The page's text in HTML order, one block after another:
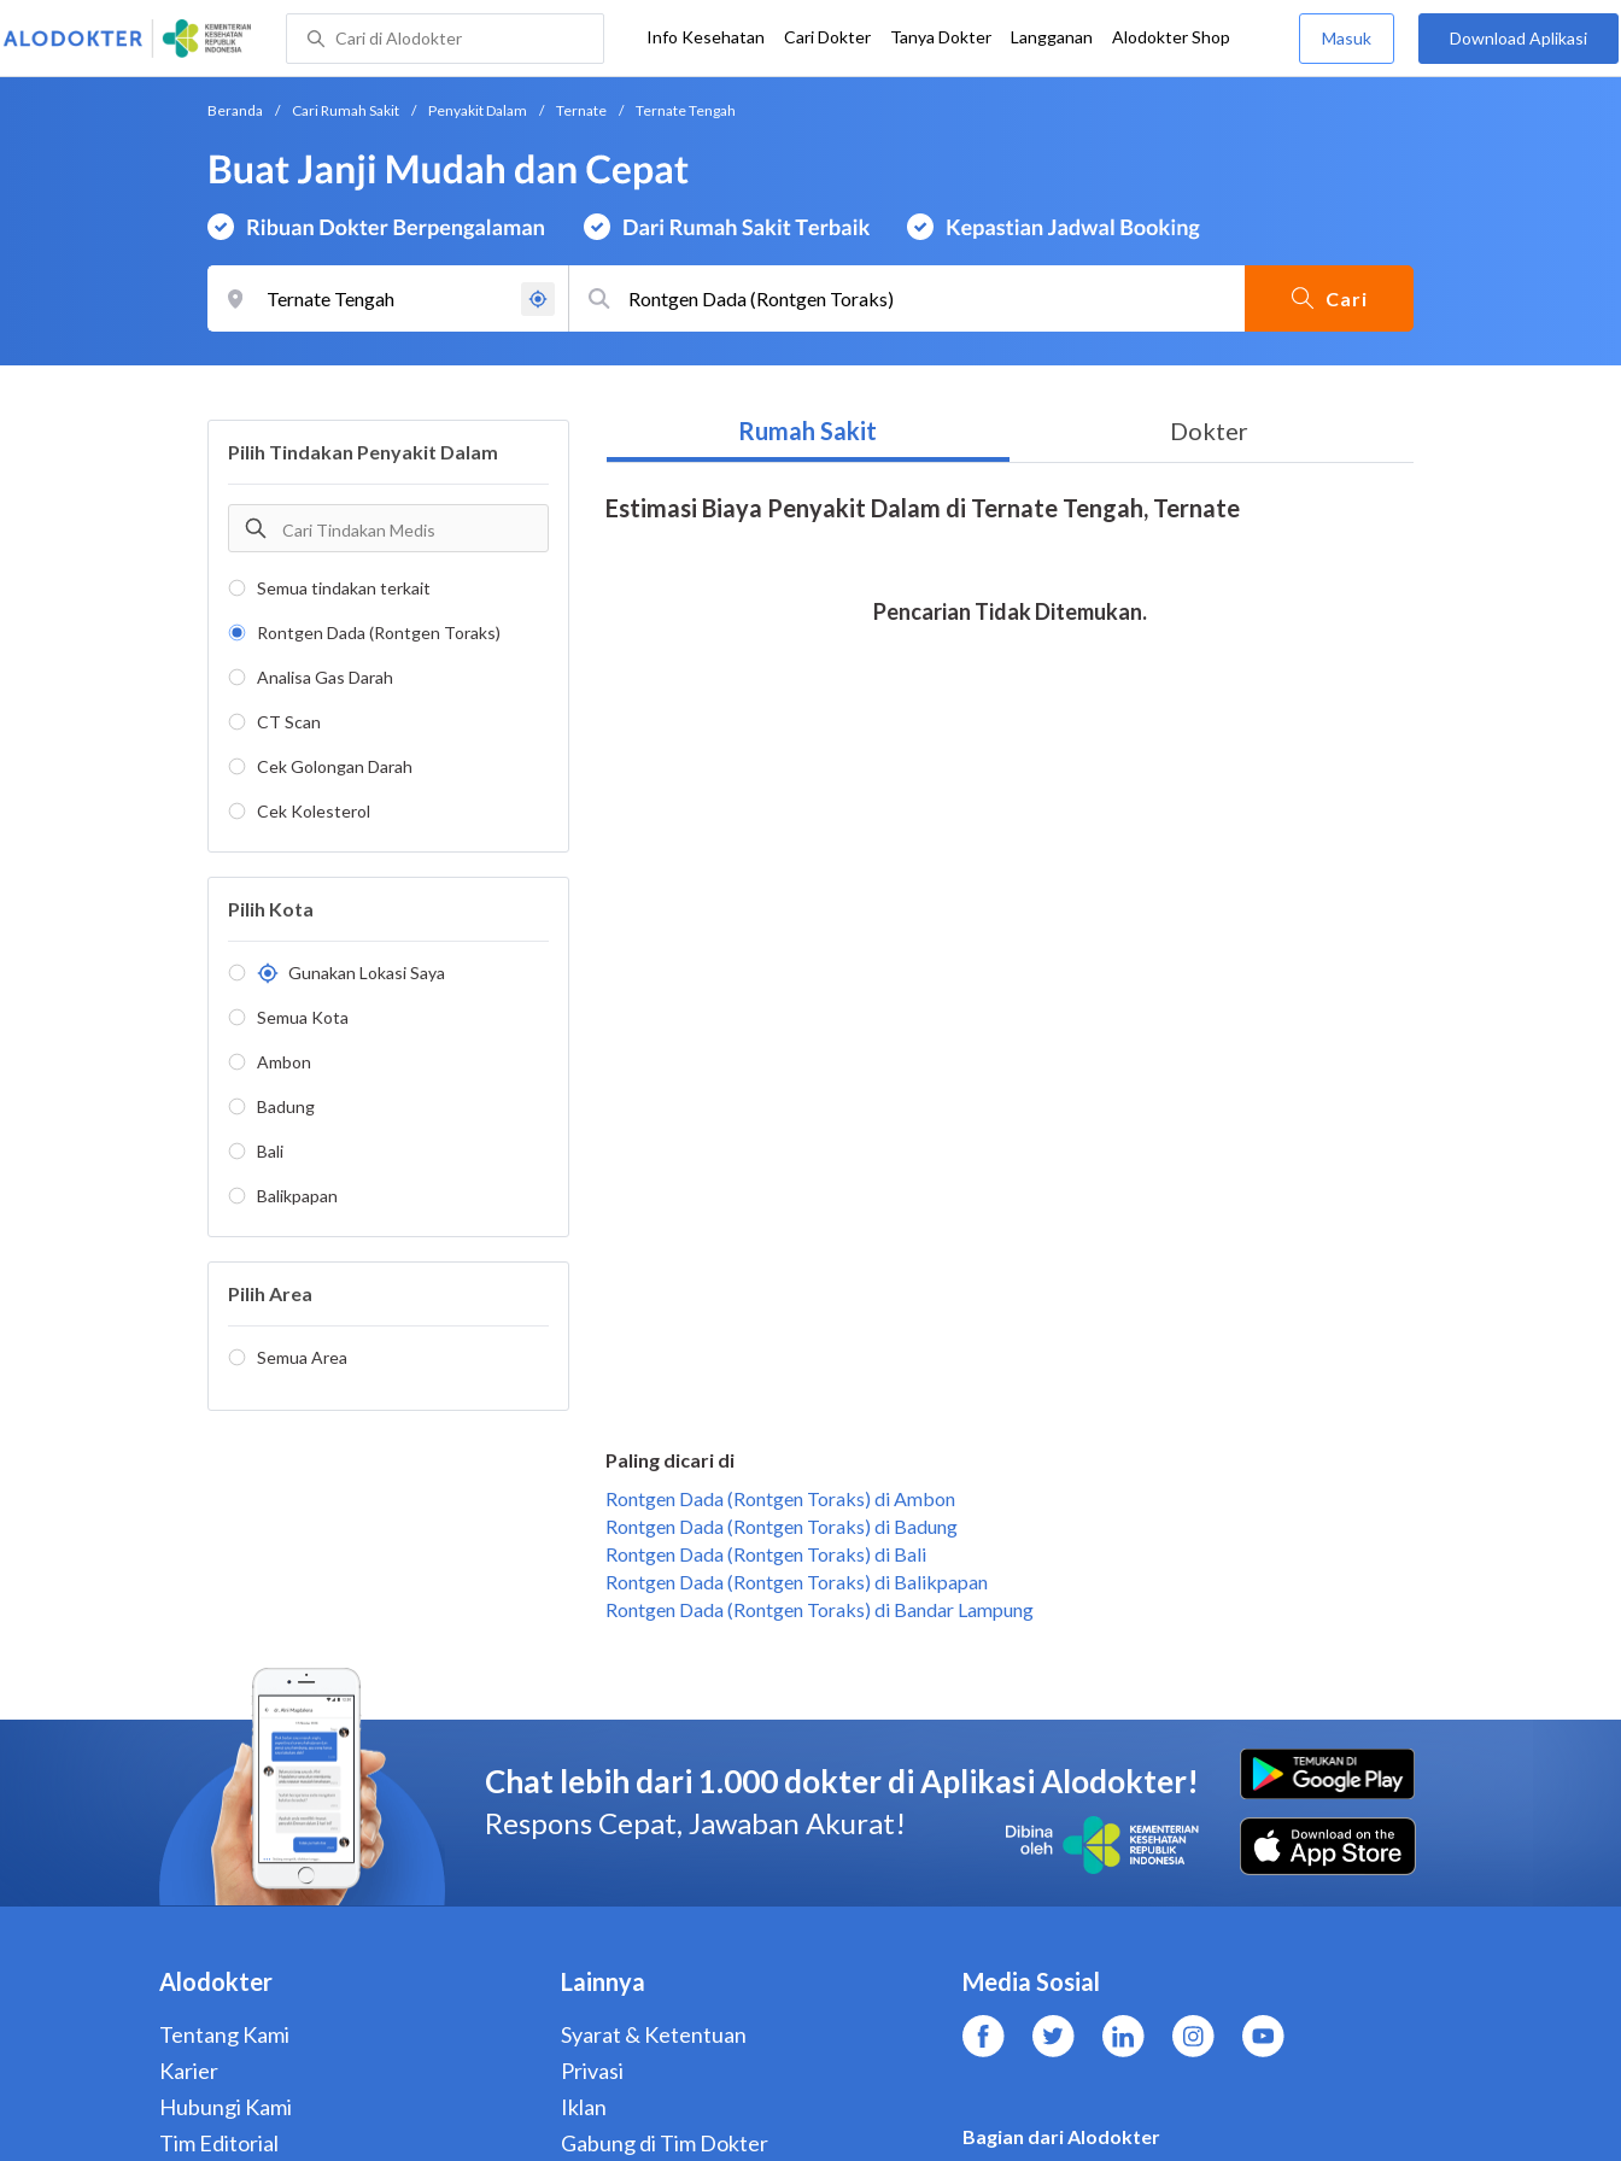
Paling dicari di
Rontgen Dada (Rontgen Toraks) di Ambon
Rontgen Dada (Rontgen Toraks) di Badung
Rontgen Dada (Rontgen Toraks) di Bali
Rontgen Dada (Rontgen Toraks) di Balikpapan
Rontgen Dada (Rontgen Toraks) di Bandar Lampung